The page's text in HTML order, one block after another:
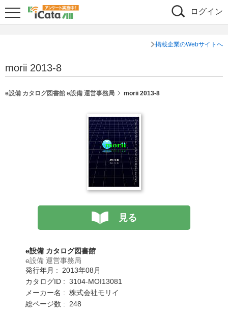
ログイン
掲載企業のWebサイトへ
morii 2013-8
e設備 カタログ図書館 e設備 運営事務局 morii 2013-8
見る
e設備 カタログ図書館
e設備 運営事務局
発行年月 : 2013年08月
カタログID : 3104-MOI13081
メーカー名 : 株式会社モリイ
総ページ数 : 248